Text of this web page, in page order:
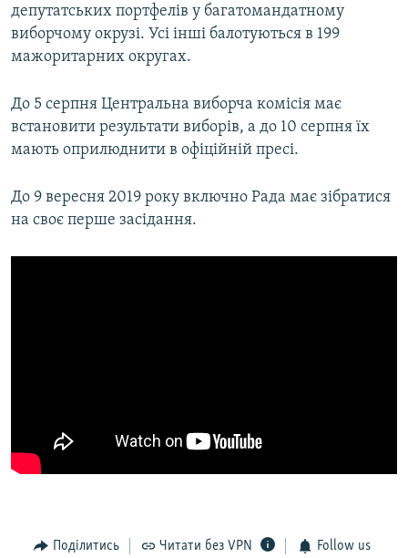
депутатських портфелів у багатомандатному
виборчому окрузі. Усі інші балотуються в 199
мажоритарних округах.
До 5 серпня Центральна виборча комісія має
встановити результати виборів, а до 10 серпня їх
мають оприлюднити в офіційній пресі.
До 9 вересня 2019 року включно Рада має зібратися
на своє перше засідання.
Поділитись Читати без VPN Follow us